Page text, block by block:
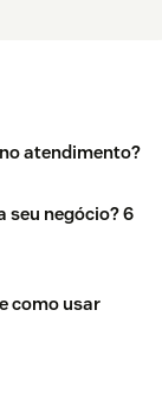
atendimento?
seu negócio? 6
como usar